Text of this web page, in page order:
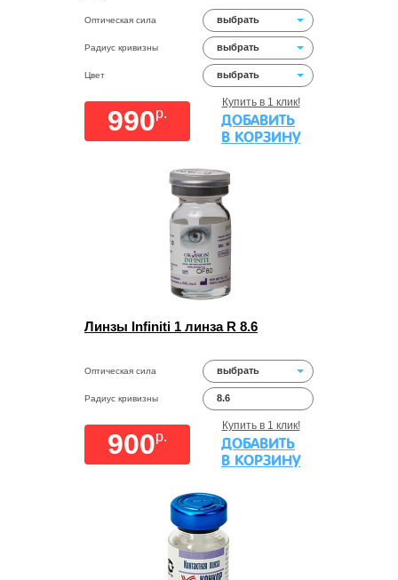
Оптическая сила выбрать
Радиус кривизны выбрать
Цвет выбрать
990p.
Купить в 1 клик!
ДОБАВИТЬ
В КОРЗИНУ
Линзы Infiniti 1 линза R 8.6
Оптическая сила выбрать
Радиус кривизны 8.6
900p.
Купить в 1 клик!
ДОБАВИТЬ
В КОРЗИНУ